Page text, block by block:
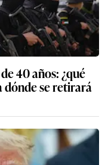
40 años: ¿qué
dónde se retirará